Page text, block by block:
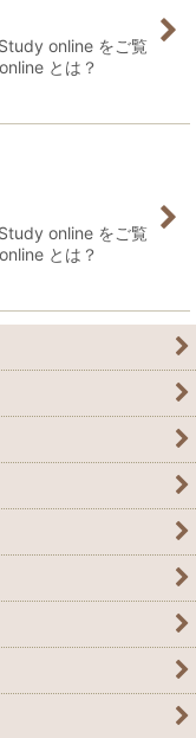
online をご覧
とは？
online をご覧
とは？